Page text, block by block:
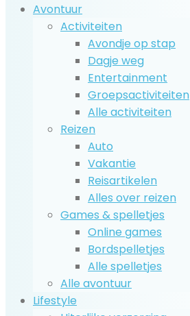
Avontuur
Activiteiten
Avondje op stap
Dagje weg
Entertainment
Groepsactiviteiten
Alle activiteiten
Reizen
Auto
Vakantie
Reisartikelen
Alles over reizen
Games & spelletjes
Online games
Bordspelletjes
Alle spelletjes
Alle avontuur
Lifestyle